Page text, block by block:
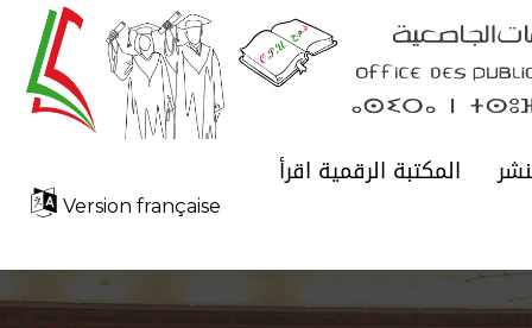
المكتبة الرقمية اقرأ
Version française